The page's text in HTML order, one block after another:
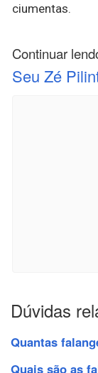
ciumentas.
Continuar
Seu Zé
Dúvidas
Quantas
Quais são as